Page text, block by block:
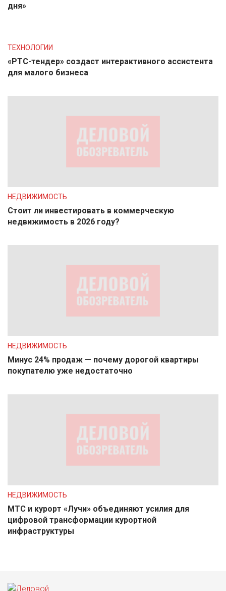
дня»
ТЕХНОЛОГИИ
«РТС-тендер» создаст интерактивного ассистента
для малого бизнеса
НЕДВИЖИМОСТЬ
Стоит ли инвестировать в коммерческую
недвижимость в 2026 году?
НЕДВИЖИМОСТЬ
Минус 24% продаж — почему дорогой квартиры
покупателю уже недостаточно
НЕДВИЖИМОСТЬ
МТС и курорт «Лучи» объединяют усилия для
цифровой трансформации курортной
инфраструктуры